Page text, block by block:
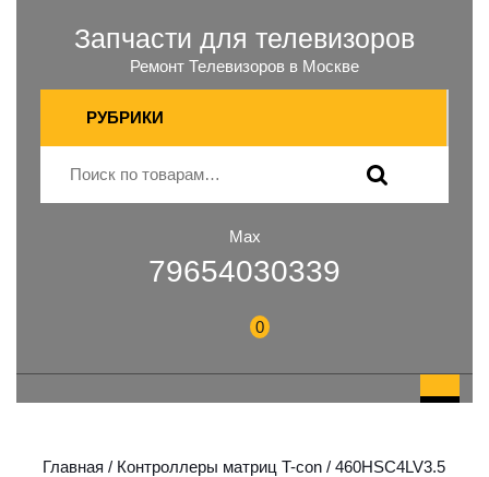
Запчасти для телевизоров
Ремонт Телевизоров в Москве
РУБРИКИ
Max
79654030339
0
Главная / Контроллеры матриц T-con / 460HSC4LV3.5